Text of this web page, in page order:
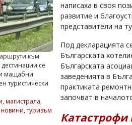
към
се
мащабни
туристически
, магистрала,
новини,туризъм
написаха в своя
развитие и
представители на
Под декларацията
Българската
Българската
заведенията в
практиката
започват в
Катастрофи